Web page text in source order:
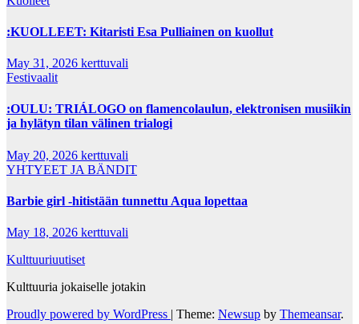
:KUOLLEET: Kitaristi Esa Pulliainen on kuollut
May 31, 2026 kerttuvali
Festivaalit
:OULU: TRIÁLOGO on flamencolaulun, elektronisen musiikin
ja hylätyn tilan välinen trialogi
May 20, 2026 kerttuvali
YHTYEET JA BÄNDIT
Barbie girl -hitistään tunnettu Aqua lopettaa
May 18, 2026 kerttuvali
Kulttuuriuutiset
Kulttuuria jokaiselle jotakin
Proudly powered by WordPress | Theme: Newsup by Themeansar.